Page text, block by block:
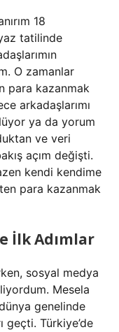
18
tatilinde
O zamanlar
para kazanmak
arkadaşlarımı
ya da yorum
ve veri
açım değişti.
kendi kendime
para kazanmak
İlk Adımlar
sosyal medya
Mesela
genelinde
geçti. Türkiye’de